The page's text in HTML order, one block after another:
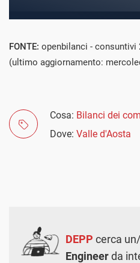
FONTE: openbilanci - consuntivi
(ultimo aggiornamento:
Cosa: Bilanci dei
Dove: Valle d'Aosta
DEPP cerca
Engineerda